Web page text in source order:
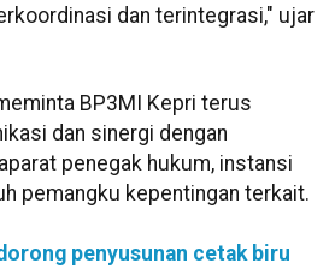
dan terintegrasi," ujar
BP3MI Kepri terus
dan sinergi dengan
penegak hukum, instansi
pemangku kepentingan terkait.
penyusunan cetak biru